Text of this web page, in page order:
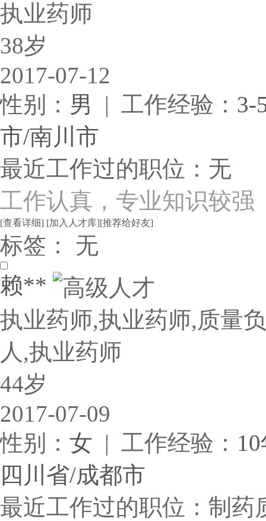
执业药师
38岁
2017-07-12
性别： 男 | 工作经验： 3-
市/南川市
最近工作过的职位：无
工作认真，专业知识较强
[查看详细] [加入人才库][推荐给好友]
标签： 无
赖**
执业药师,执业药师,质量
人,执业药师
44岁
2017-07-09
性别： 女 | 工作经验：
四川省/成都市
最近工作过的职位：制药